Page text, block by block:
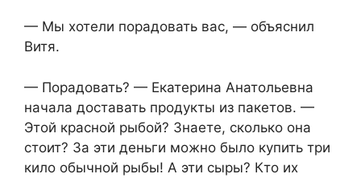
— Мы хотели порадовать вас, — объяснил
Витя.
— Порадовать? — Екатерина Анатольевна
начала доставать продукты из пакетов. —
Этой красной рыбой? Знаете, сколько она
стоит? За эти деньги можно было купить три
кило обычной рыбы! А эти сыры? Кто их